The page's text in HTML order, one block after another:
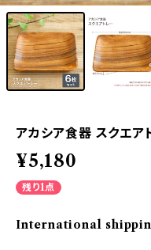
アカシア食器 スクエア
¥5,180
残り1点
International